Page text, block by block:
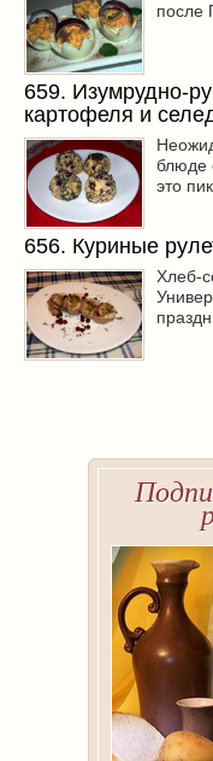
после
659. Изумрудно-
картофеля и
блюде
это
656. Куриные
Хлеб-